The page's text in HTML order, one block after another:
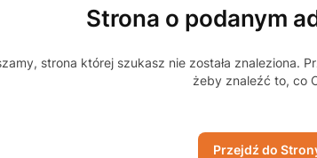
Strona o podanym
strona której szukasz nie została znaleziona.
żeby znaleźć to, co
Przejdź do